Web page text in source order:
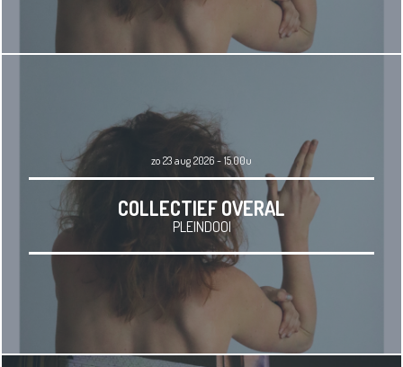
zo 23 aug 2026 - 15.00u
COLLECTIEF OVERAL
PLEINDOOI